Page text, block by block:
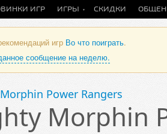
ИГР ИГРЫ СКИДКИ
игр Во что поиграть.
сообщение на неделю.
Power Rangers
Morphin